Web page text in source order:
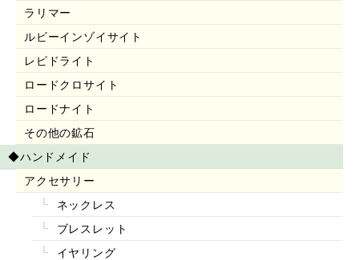
ラリマー
ルビーインゾイサイト
レピドライト
ロードクロサイト
ロードナイト
その他の鉱石
◆ハンドメイド
アクセサリー
ネックレス
ブレスレット
イヤリング